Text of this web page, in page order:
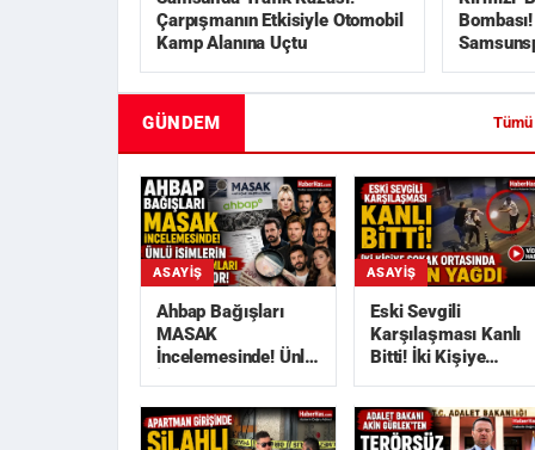
Çarpışmanın Etkisiyle Otomobil
Kamp Alanına Uçtu
GÜNDEM
ASAYIŞ
Ahbap Bağışları
MASAK
İncelemesinde! Ünlü
Yardımları
Araştırılı...
ASAYIŞ
Eski Sevgili
Karşılaşması Kanlı
Bitti! İki Kişiye
Kurşun Yağdı